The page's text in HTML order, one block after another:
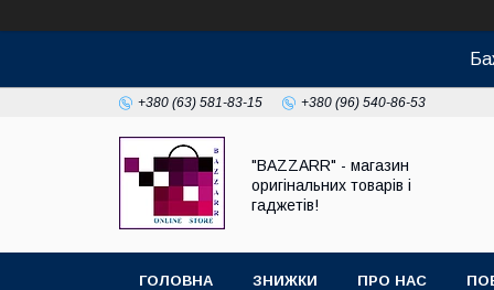
+380 (63) 581-83-15 +380 (96) 540-86-53
"BAZZARR" - магазин
оригінальних товарів і
гаджетів!
ГОЛОВНА ЗНИЖКИ ПРО НАС